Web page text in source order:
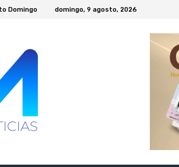
Domingo domingo, 9 agosto, 2026